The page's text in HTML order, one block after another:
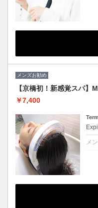
メンズお勧め
【京橋初！新感覚スパ】
￥7,400
メ
る
に
に